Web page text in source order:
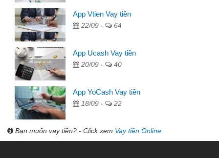
App Vtien Vay tiền
22/09 - 64
App Ucash Vay tiền
20/09 - 40
App YoCash Vay tiền
18/09 - 22
Bạn muốn vay tiền? - Click xem Vay tiền Online